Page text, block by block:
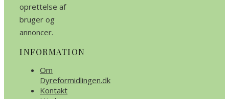
oprettelse af
bruger og
annoncer.
INFORMATION
Om
Dyreformidlingen.dk
Kontakt